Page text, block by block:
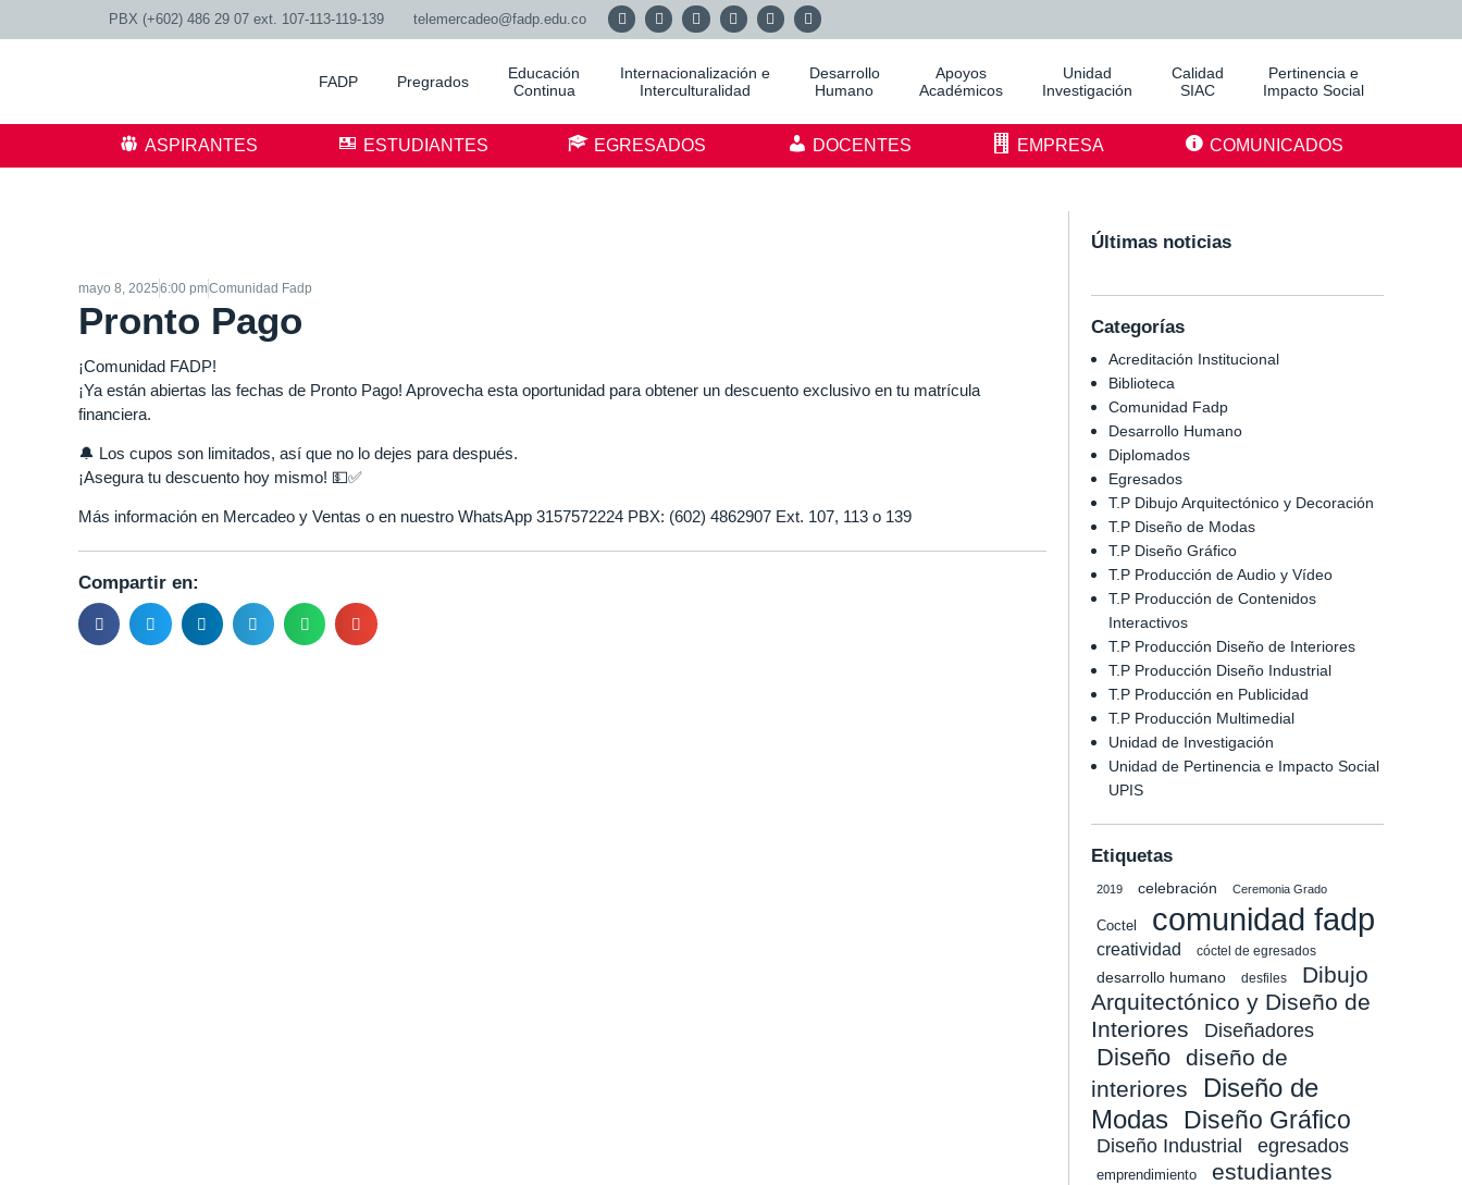
PBX (+602) 486 29 07 ext. 107-113-119-139 telemercadeo@fadp.edu.co
FADP Pregrados
Educación
Continua
Internacionalización e
Interculturalidad
Desarrollo
Humano
Apoyos
Académicos
Unidad
Investigación
Calidad
SIAC
Pertinencia e
Impacto Social
ASPIRANTES ESTUDIANTES EGRESADOS DOCENTES EMPRESA COMUNICADOS
mayo 8, 20256:00 pmComunidad Fadp
Pronto Pago
¡Comunidad FADP!
¡Ya están abiertas las fechas de Pronto Pago! Aprovecha esta oportunidad para obtener un descuento exclusivo en tu matrícula
financiera.
🔔 Los cupos son limitados, así que no lo dejes para después.
¡Asegura tu descuento hoy mismo! 💵✅
Más información en Mercadeo y Ventas o en nuestro WhatsApp 3157572224 PBX: (602) 4862907 Ext. 107, 113 o 139
Compartir en:
Últimas noticias
Categorías
Acreditación Institucional
Biblioteca
Comunidad Fadp
Desarrollo Humano
Diplomados
Egresados
T.P Dibujo Arquitectónico y Decoración
T.P Diseño de Modas
T.P Diseño Gráfico
T.P Producción de Audio y Vídeo
T.P Producción de Contenidos
Interactivos
T.P Producción Diseño de Interiores
T.P Producción Diseño Industrial
T.P Producción en Publicidad
T.P Producción Multimedial
Unidad de Investigación
Unidad de Pertinencia e Impacto Social
UPIS
Etiquetas
2019 celebración Ceremonia Grado
Coctel comunidad fadp
creatividad cóctel de egresados
desarrollo humano desfiles
Dibujo
Arquitectónico y Diseño de
Interiores
Diseñadores
Diseño
diseño de
interiores
Diseño de
Modas Diseño Gráfico
Diseño Industrial egresados
emprendimiento estudiantes